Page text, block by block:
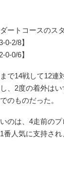
ートコースのス
0-2/8】
0-0/6】
で14戦して12連
、2度の着外は
のものだった。
のは、4走前の
番人気に支持さ